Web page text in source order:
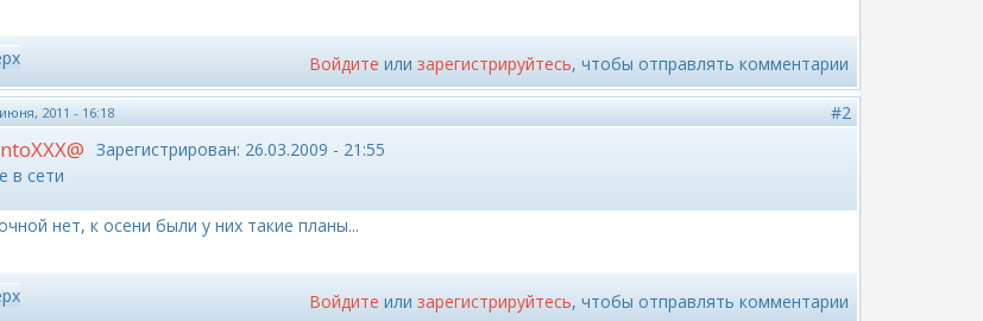
Войдите или зарегистрируйтесь, чтобы отправлять комментарии
2011 - 16:18 #2
в сети
Зарегистрирован: 26.03.2009 - 21:55
нет, к осени были у них такие планы...
Войдите или зарегистрируйтесь, чтобы отправлять комментарии